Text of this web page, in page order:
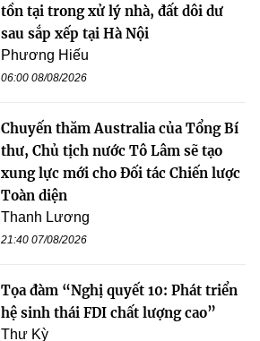
tồn tại trong xử lý nhà, đất dôi dư
sau sắp xếp tại Hà Nội
Phương Hiếu
06:00 08/08/2026
Chuyến thăm Australia của Tổng Bí
thư, Chủ tịch nước Tô Lâm sẽ tạo
xung lực mới cho Đối tác Chiến lược
Toàn diện
Thanh Lương
21:40 07/08/2026
Tọa đàm “Nghị quyết 10: Phát triển
hệ sinh thái FDI chất lượng cao”
Thư Kỳ